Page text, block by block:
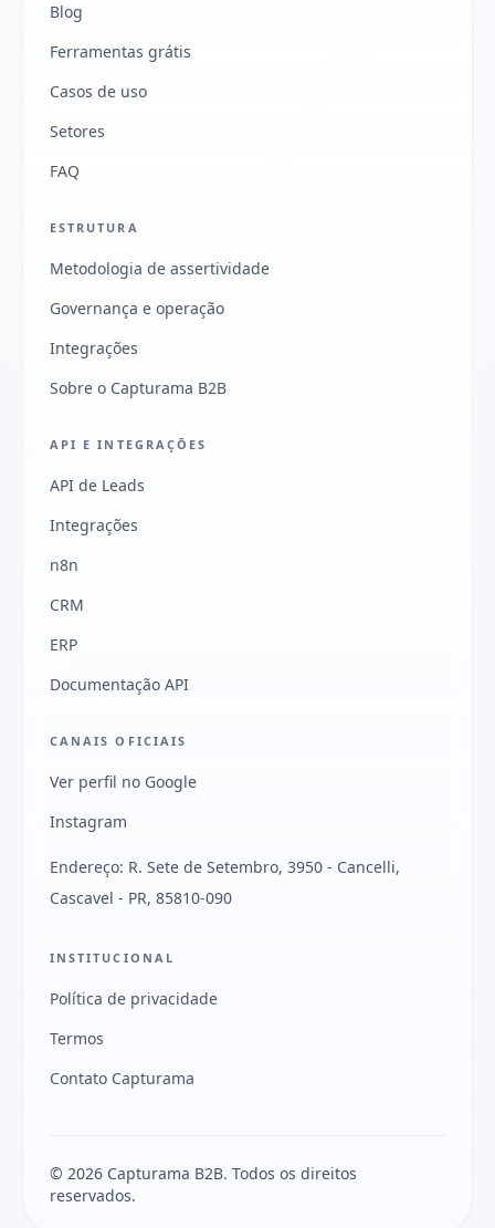
Blog
Ferramentas grátis
Casos de uso
Setores
FAQ
ESTRUTURA
Metodologia de assertividade
Governança e operação
Integrações
Sobre o Capturama B2B
API E INTEGRAÇÕES
API de Leads
Integrações
n8n
CRM
ERP
Documentação API
CANAIS OFICIAIS
Ver perfil no Google
Instagram
Endereço: R. Sete de Setembro, 3950 - Cancelli,
Cascavel - PR, 85810-090
INSTITUCIONAL
Política de privacidade
Termos
Contato Capturama
© 2026 Capturama B2B. Todos os direitos
reservados.